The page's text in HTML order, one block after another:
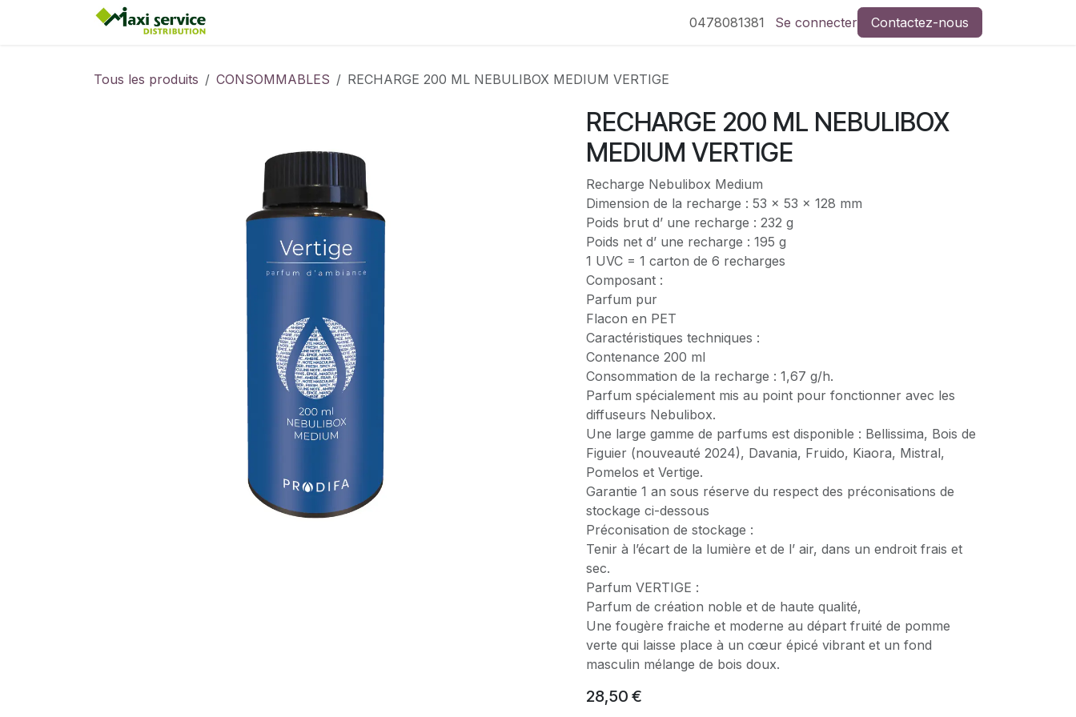
Se rendre au contenu
0478081381 Se connecter Contactez-nous
Tous les produits CONSOMMABLES RECHARGE 200 ML NEBULIBOX MEDIUM VERTIGE
RECHARGE 200 ML NEBULIBOX
MEDIUM VERTIGE
Recharge Nebulibox Medium
Dimension de la recharge : 53 x 53 x 128 mm
Poids brut d’ une recharge : 232 g
Poids net d’ une recharge : 195 g
1 UVC = 1 carton de 6 recharges
Composant :
Parfum pur
Flacon en PET
Caractéristiques techniques :
Contenance 200 ml
Consommation de la recharge : 1,67 g/h.
Parfum spécialement mis au point pour fonctionner avec les
diffuseurs Nebulibox.
Une large gamme de parfums est disponible : Bellissima, Bois de
Figuier (nouveauté 2024), Davania, Fruido, Kiaora, Mistral,
Pomelos et Vertige.
Garantie 1 an sous réserve du respect des préconisations de
stockage ci-dessous
Préconisation de stockage :
Tenir à l’écart de la lumière et de l’ air, dans un endroit frais et
sec.
Parfum VERTIGE :
Parfum de création noble et de haute qualité,
Une fougère fraiche et moderne au départ fruité de pomme
verte qui laisse place à un cœur épicé vibrant et un fond
masculin mélange de bois doux.
28,50 €